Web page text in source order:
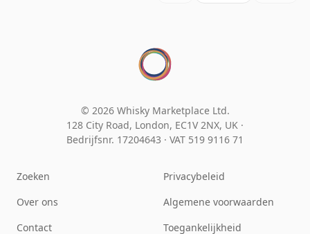
© 2026 Whisky Marketplace Ltd.
128 City Road, London, EC1V 2NX, UK ·
Bedrijfsnr. 17204643 · VAT 519 9116 71
Zoeken
Over ons
Contact
Privacybeleid
Algemene voorwaarden
Toegankelijkheid